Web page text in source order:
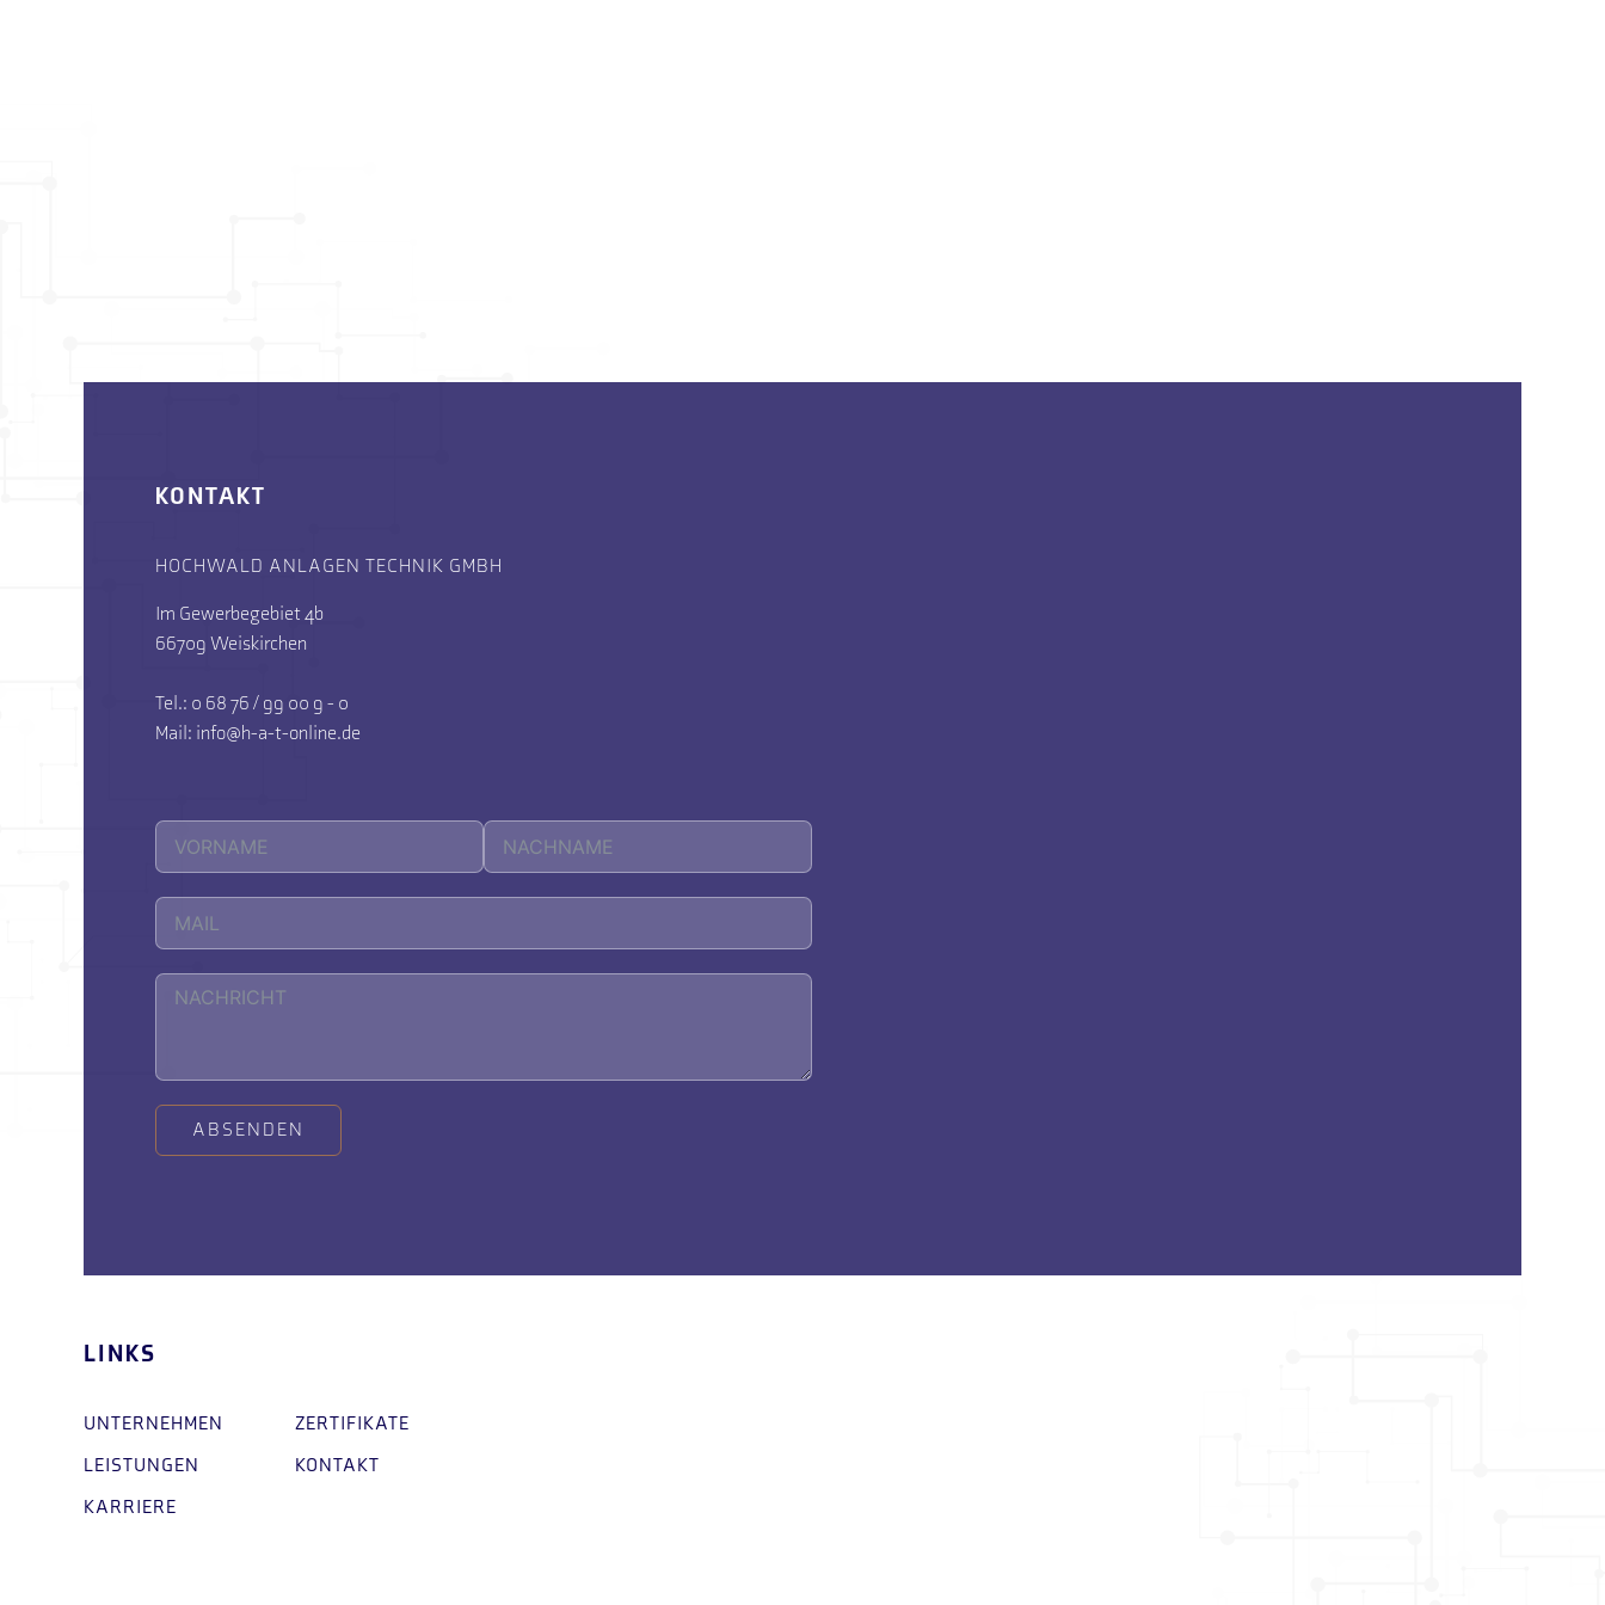
LINKS
UNTERNEHMEN
LEISTUNGEN
KARRIERE
ZERTIFIKATE
KONTAKT
KONTAKT
HOCHWALD ANLAGEN TECHNIK GMBH
Im Gewerbegebiet 4b
66709 Weiskirchen
Tel.: 0 68 76 / 99 00 9 - 0
Mail: info@h-a-t-online.de
ABSENDEN